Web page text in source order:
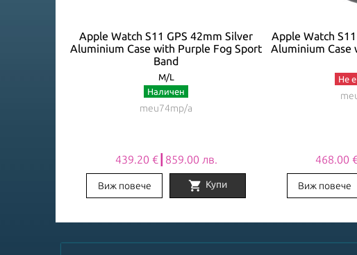
Apple Watch S11 GPS 42mm Silver
Aluminium Case with Purple Fog Sport
Band
M/L
Наличен
meu74mp/a
439.20 €┃859.00 лв.
Виж повече shopping_cart Купи
Apple Watch
Aluminium Case
Не
468.00
Виж повече
1